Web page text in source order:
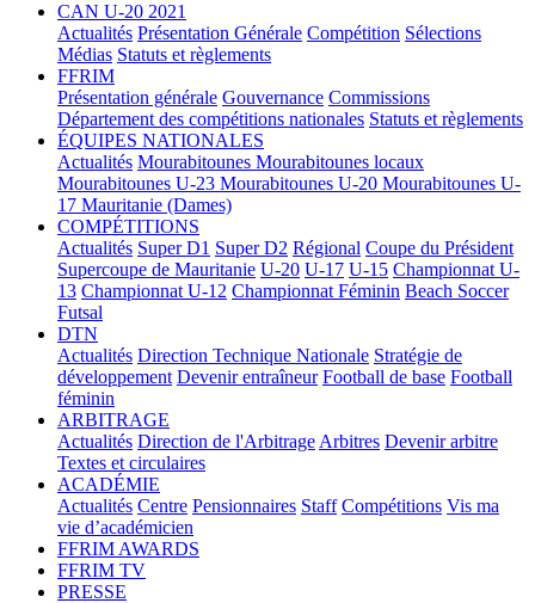
CAN U-20 2021
Actualités Présentation Générale Compétition Sélections
Médias Statuts et règlements
FFRIM
Présentation générale Gouvernance Commissions
Département des compétitions nationales Statuts et règlements
ÉQUIPES NATIONALES
Actualités Mourabitounes Mourabitounes locaux
Mourabitounes U-23 Mourabitounes U-20 Mourabitounes U-
17 Mauritanie (Dames)
COMPÉTITIONS
Actualités Super D1 Super D2 Régional Coupe du Président
Supercoupe de Mauritanie U-20 U-17 U-15 Championnat U-
13 Championnat U-12 Championnat Féminin Beach Soccer
Futsal
DTN
Actualités Direction Technique Nationale Stratégie de
développement Devenir entraîneur Football de base Football
féminin
ARBITRAGE
Actualités Direction de l'Arbitrage Arbitres Devenir arbitre
Textes et circulaires
ACADÉMIE
Actualités Centre Pensionnaires Staff Compétitions Vis ma
vie d’académicien
FFRIM AWARDS
FFRIM TV
PRESSE